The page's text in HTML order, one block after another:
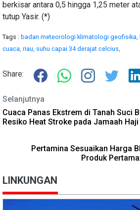
berkisar antara 0,5 hingga 1,25 meter
tutup Yasir. (*)
Tags : badan meteorologi klimatologi geofisika,
cuaca, riau, suhu capai 34 derajat celcius,
Share:
Selanjutnya
Cuaca Panas Ekstrem di Tanah Suci
Resiko Heat Stroke pada Jamaah Haji
Pertamina Sesuaikan Harga
Produk
LINKUNGAN